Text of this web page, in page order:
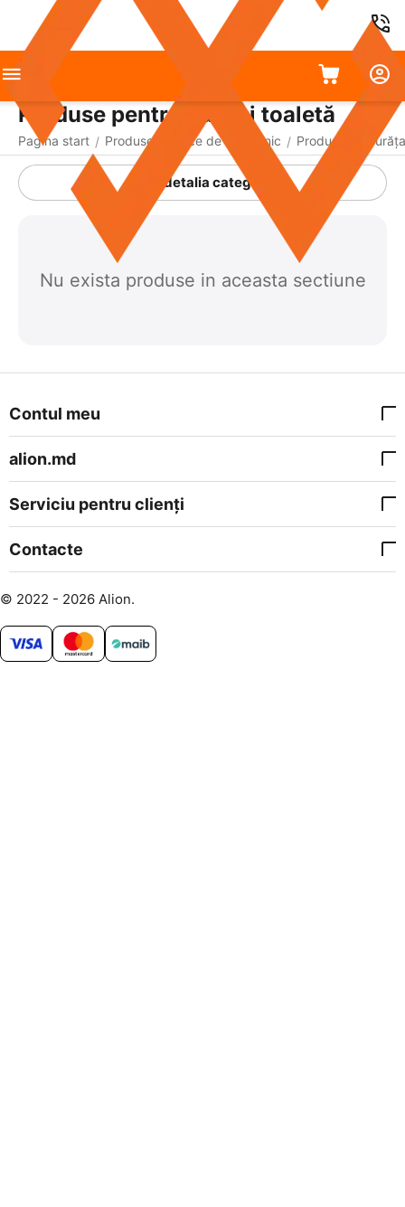
Produse pentru baie și toaletă
Pagina start / Produse chimice de uz casnic / Produse de
A detalia categoria
Nu exista produse in aceasta sectiune
Contul meu
alion.md
Serviciu pentru clienți
Contacte
© 2022 - 2026 Alion.